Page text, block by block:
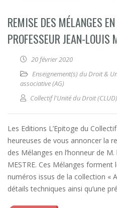
REMISE DES MÉLANGES
PROFESSEUR JEAN-LOUIS
20 février 2020
Enseignement(s) du Droit &
associative (AG)
Collectif l'Unité du Droit (CLUD)
Les Editions L’Epitoge du
heureuses de vous annoncer la
des Mélanges en l’honneur de
MESTRE. Ces Mélanges
numéros issus de la collection «
détails techniques ainsi qu’une